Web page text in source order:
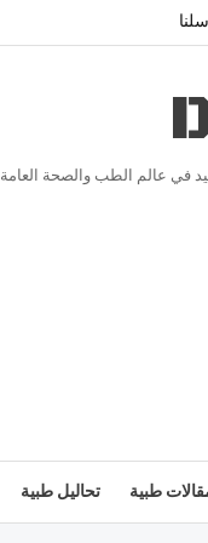
في عالم الطب والصحة العامة
طبية تحاليل طبية